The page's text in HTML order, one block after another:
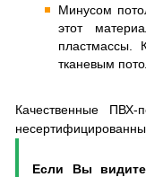
Минусом
этот
пластмассы.
тканевым
Качественные
Если Вы видите